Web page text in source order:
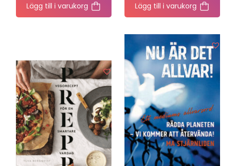
Lägg till i varukorg Lägg till i varukorg